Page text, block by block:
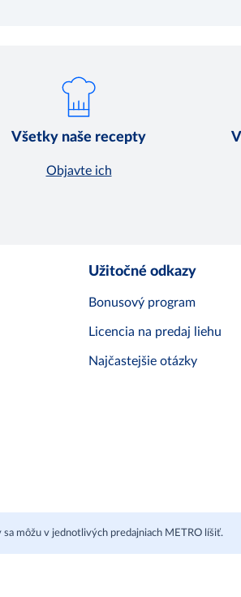
Všetky naše recepty
Objavte ich
Užitočné odkazy
Bonusový program
Licencia na predaj liehu
Najčastejšie otázky
sa môžu v jednotlivých predajniach METRO líšiť.